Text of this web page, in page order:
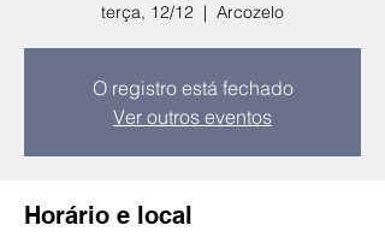
terça, 12/12
  |
Arcozelo
O registro está fechado
Ver outros eventos
Horário e local